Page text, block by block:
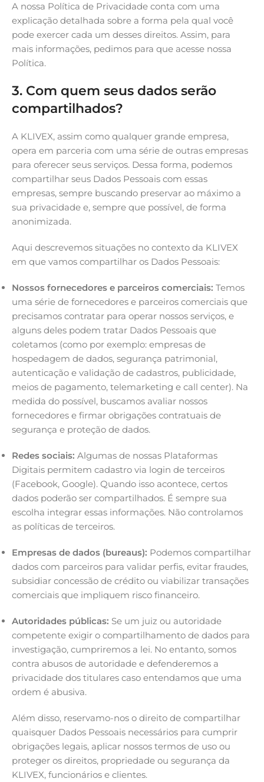
A nossa Política de Privacidade conta com uma
explicação detalhada sobre a forma pela qual você
pode exercer cada um desses direitos. Assim, para
mais informações, pedimos para que acesse nossa
Política.
3. Com quem seus dados serão
compartilhados?
A KLIVEX, assim como qualquer grande empresa,
opera em parceria com uma série de outras empresas
para oferecer seus serviços. Dessa forma, podemos
compartilhar seus Dados Pessoais com essas
empresas, sempre buscando preservar ao máximo a
sua privacidade e, sempre que possível, de forma
anonimizada.
Aqui descrevemos situações no contexto da KLIVEX
em que vamos compartilhar os Dados Pessoais:
Nossos fornecedores e parceiros comerciais: Temos
uma série de fornecedores e parceiros comerciais que
precisamos contratar para operar nossos serviços, e
alguns deles podem tratar Dados Pessoais que
coletamos (como por exemplo: empresas de
hospedagem de dados, segurança patrimonial,
autenticação e validação de cadastros, publicidade,
meios de pagamento, telemarketing e call center). Na
medida do possível, buscamos avaliar nossos
fornecedores e firmar obrigações contratuais de
segurança e proteção de dados.
Redes sociais: Algumas de nossas Plataformas
Digitais permitem cadastro via login de terceiros
(Facebook, Google). Quando isso acontece, certos
dados poderão ser compartilhados. É sempre sua
escolha integrar essas informações. Não controlamos
as políticas de terceiros.
Empresas de dados (bureaus): Podemos compartilhar
dados com parceiros para validar perfis, evitar fraudes,
subsidiar concessão de crédito ou viabilizar transações
comerciais que impliquem risco financeiro.
Autoridades públicas: Se um juiz ou autoridade
competente exigir o compartilhamento de dados para
investigação, cumpriremos a lei. No entanto, somos
contra abusos de autoridade e defenderemos a
privacidade dos titulares caso entendamos que uma
ordem é abusiva.
Além disso, reservamo-nos o direito de compartilhar
quaisquer Dados Pessoais necessários para cumprir
obrigações legais, aplicar nossos termos de uso ou
proteger os direitos, propriedade ou segurança da
KLIVEX, funcionários e clientes.